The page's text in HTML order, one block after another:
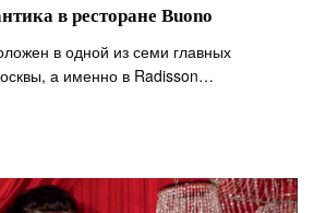
в ресторане Buono
в одной из семи главных
а именно в Radisson…